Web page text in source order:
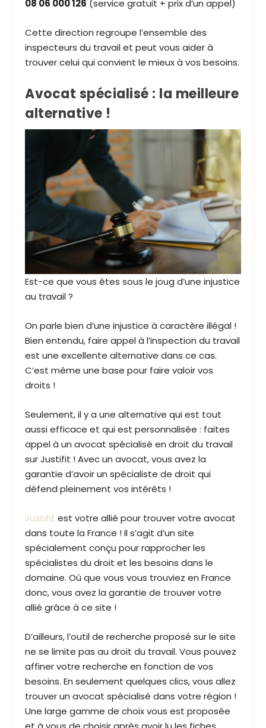
08 06 000 126 (service gratuit + prix d’un appel)
Cette direction regroupe l’ensemble des
inspecteurs du travail et peut vous aider à
trouver celui qui convient le mieux à vos besoins.
Avocat spécialisé : la meilleure
alternative !
Est-ce que vous êtes sous le joug d’une injustice
au travail ?
On parle bien d’une injustice à caractère illégal !
Bien entendu, faire appel à l’inspection du travail
est une excellente alternative dans ce cas.
C’est même une base pour faire valoir vos
droits !
Seulement, il y a une alternative qui est tout
aussi efficace et qui est personnalisée : faites
appel à un avocat spécialisé en droit du travail
sur Justifit ! Avec un avocat, vous avez la
garantie d’avoir un spécialiste de droit qui
défend pleinement vos intérêts !
Justifit est votre allié pour trouver votre avocat
dans toute la France ! Il s’agit d’un site
spécialement conçu pour rapprocher les
spécialistes du droit et les besoins dans le
domaine. Où que vous vous trouviez en France
donc, vous avez la garantie de trouver votre
allié grâce à ce site !
D’ailleurs, l’outil de recherche proposé sur le site
ne se limite pas au droit du travail. Vous pouvez
affiner votre recherche en fonction de vos
besoins. En seulement quelques clics, vous allez
trouver un avocat spécialisé dans votre région !
Une large gamme de choix vous est proposée